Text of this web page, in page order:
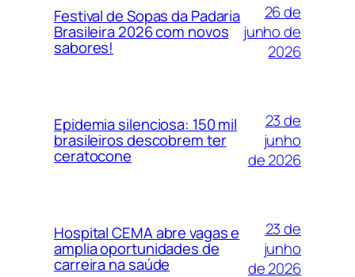
Festival de Sopas da Padaria
Brasileira 2026 com novos
sabores!
26 de
junho de
2026
Epidemia silenciosa: 150 mil
brasileiros descobrem ter
ceratocone
23 de
junho
de 2026
Hospital CEMA abre vagas e
amplia oportunidades de
carreira na saúde
23 de
junho
de 2026